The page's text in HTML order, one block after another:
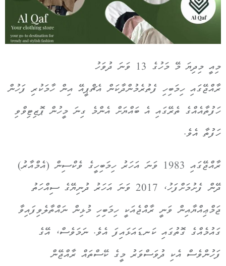
މިއީ މިދިޔަ މޭ މަހުގެ 13 ވަނަ ދުވަހު
ރާއްޖޭގައި ހިމަބިހި ފެތުރެމުންދާކަން އެޗްޕީއޭ އިން ހާމަކުރި ފަހުން
ހަފުތާއެއްގެ ތެރޭގައި އެ ބައްޔަށް އެންމެ ގިނަ މީހުން ޕޮޒިޓިވްވި
ހަފުތާ އެވެ.
ރާއްޖޭގައި 1983 ވަނަ އަހަރު ހިމަބިހީގެ ވެކްސިން (އެމްއާރު)
ދޭން ފެށުމަށްފަހު، 2017 ވަނަ އަހަރު ދުނިޔޭގެ ސިއްހަތު
ޖަމްޢިއްޔާއިން ވަނީ ރާއްޖެއަކީ ހިމަބިހި މުޅިން ނައްތާލެވިފައިވާ
ގައުމެއްގެ ގޮތުގައި ކަނޑައަޅައިފަ އެވެ. ނަމަވެސް، އޭގެ
ފަހުންވެސް އެކި ދުވަސްވަރު މީގެ ކޭސްތައް ރާއްޖޭން